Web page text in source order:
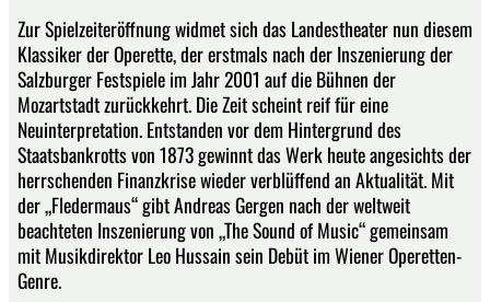
Zur Spielzeiteröffnung widmet sich das Landestheater nun diesem
Klassiker der Operette, der erstmals nach der Inszenierung der
Salzburger Festspiele im Jahr 2001 auf die Bühnen der
Mozartstadt zurückkehrt. Die Zeit scheint reif für eine
Neuinterpretation. Entstanden vor dem Hintergrund des
Staatsbankrotts von 1873 gewinnt das Werk heute angesichts der
herrschenden Finanzkrise wieder verblüffend an Aktualität. Mit
der „Fledermaus“ gibt Andreas Gergen nach der weltweit
beachteten Inszenierung von „The Sound of Music“ gemeinsam
mit Musikdirektor Leo Hussain sein Debüt im Wiener Operetten-
Genre.